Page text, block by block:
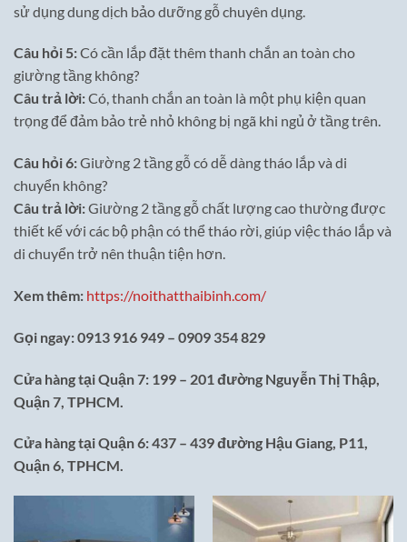
sử dụng dung dịch bảo dưỡng gỗ chuyên dụng.
Câu hỏi 5:Có cần lắp đặt thêm thanh chắn an toàn cho
giường tầng không?
Câu trả lời:Có, thanh chắn an toàn là một phụ kiện quan
trọng để đảm bảo trẻ nhỏ không bị ngã khi ngủ ở tầng trên.
Câu hỏi 6:Giường 2 tầng gỗ có dễ dàng tháo lắp và di
chuyển không?
Câu trả lời:Giường 2 tầng gỗ chất lượng cao thường được
thiết kế với các bộ phận có thể tháo rời, giúp việc tháo lắp và
di chuyển trở nên thuận tiện hơn.
Xem thêm: https://noithatthaibinh.com/
Gọi ngay: 0913 916 949 – 0909 354 829
Cửa hàng tại Quận 7: 199 – 201 đường Nguyễn Thị Thập,
Quận 7, TPHCM.
Cửa hàng tại Quận 6: 437 – 439 đường Hậu Giang, P11,
Quận 6, TPHCM.